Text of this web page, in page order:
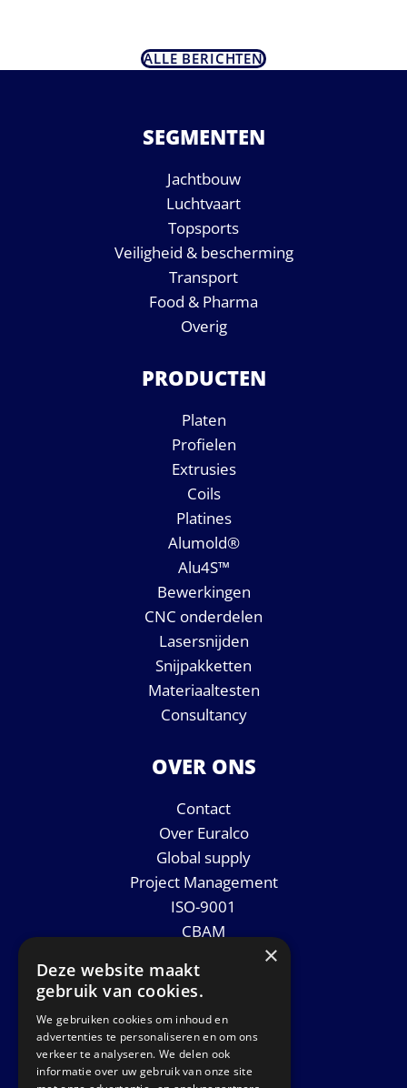
ALLE BERICHTEN
SEGMENTEN
Jachtbouw
Luchtvaart
Topsports
Veiligheid & bescherming
Transport
Food & Pharma
Overig
PRODUCTEN
Platen
Profielen
Extrusies
Coils
Platines
Alumold®
Alu4S™
Bewerkingen
CNC onderdelen
Lasersnijden
Snijpakketten
Materiaaltesten
Consultancy
OVER ONS
Contact
Over Euralco
Global supply
Project Management
ISO-9001
CBAM
Nieuws
GET IN TOUCH
Euralco Europe B.V.
×
Deze website maakt
gebruik van cookies.
We gebruiken cookies om inhoud en
advertenties te personaliseren en om ons
verkeer te analyseren. We delen ook
informatie over uw gebruik van onze site